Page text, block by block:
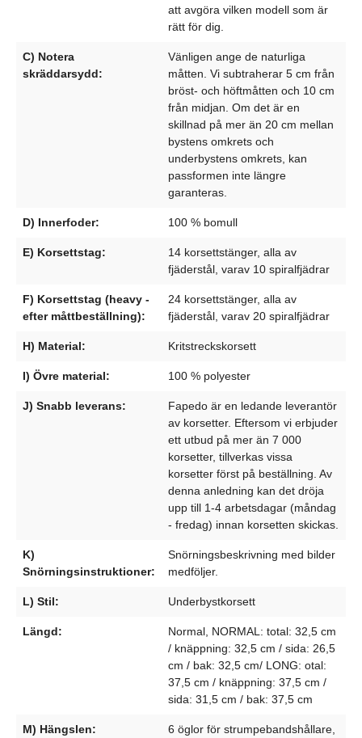
att avgöra vilken modell som är
rätt för dig.
C) Notera
skräddarsydd:
Vänligen ange de naturliga
måtten. Vi subtraherar 5 cm från
bröst- och höftmåtten och 10 cm
från midjan. Om det är en
skillnad på mer än 20 cm mellan
bystens omkrets och
underbystens omkrets, kan
passformen inte längre
garanteras.
D) Innerfoder: 100 % bomull
E) Korsettstag:
14 korsettstänger, alla av
fjäderstål, varav 10 spiralfjädrar
F) Korsettstag (heavy -
efter måttbeställning):
24 korsettstänger, alla av
fjäderstål, varav 20 spiralfjädrar
H) Material: Kritstreckskorsett
I) Övre material: 100 % polyester
J) Snabb leverans:
Fapedo är en ledande leverantör
av korsetter. Eftersom vi erbjuder
ett utbud på mer än 7 000
korsetter, tillverkas vissa
korsetter först på beställning. Av
denna anledning kan det dröja
upp till 1-4 arbetsdagar (måndag
- fredag) innan korsetten skickas.
K)
Snörningsinstruktioner:
Snörningsbeskrivning med bilder
medföljer.
L) Stil: Underbystkorsett
Längd:
Normal, NORMAL: total: 32,5 cm
/ knäppning: 32,5 cm / sida: 26,5
cm / bak: 32,5 cm/ LONG: otal:
37,5 cm / knäppning: 37,5 cm /
sida: 31,5 cm / bak: 37,5 cm
M) Hängslen:
6 öglor för strumpebandshållare,